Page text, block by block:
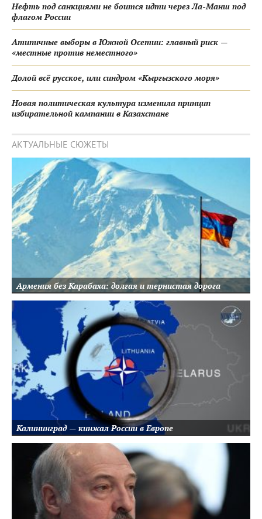
Нефть под санкциями не боится идти через Ла-Манш под
флагом России
Атипичные выборы в Южной Осетии: главный риск —
«местные против неместного»
Долой всё русское, или синдром «Кыргызского моря»
Новая политическая культура изменила принцип
избирательной кампании в Казахстане
АКТУАЛЬНЫЕ СЮЖЕТЫ
Армения без Карабаха: долгая и тернистая дорога
Калининград — кинжал России в Европе